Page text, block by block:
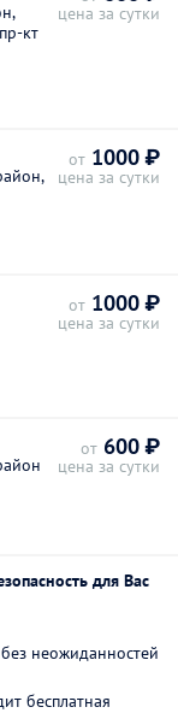
кт
цена за сутки
от 1000 ₽
цена за сутки
от 1000 ₽
цена за сутки
от 600 ₽
цена за сутки
для Вас
неожиданностей
бесплатная